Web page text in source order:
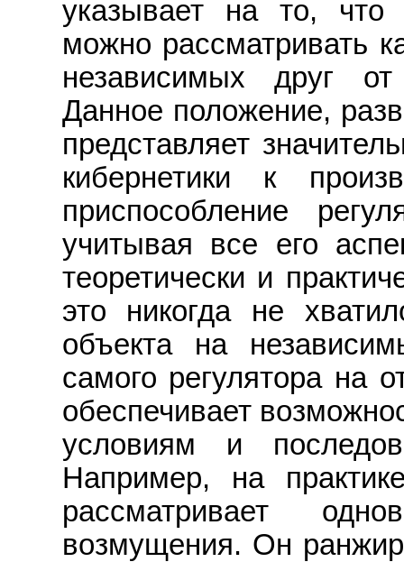
указывает на то, что
можно рассматривать
независимых друг
Данное положение,
представляет
кибернетики к
приспособление
учитывая все его
теоретически и
это никогда не
объекта на
самого регулятора на
обеспечивает
условиям и
Например, на
рассматривает
возмущения. Он